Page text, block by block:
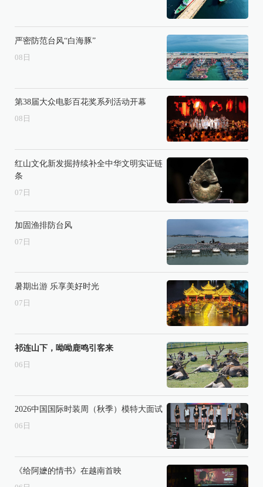
严密防范台风“白海豚”
08 日
第38届大众电影百花奖系列活动开幕
08 日
红山文化新发掘持续补全中华文明实证链
条
07 日
加固渔排防台风
07 日
暑期出游 乐享美好时光
07 日
祁连山下，呦呦鹿鸣引客来
06 日
2026中国国际时装周（秋季）模特大面试
06 日
《给阿嬷的情书》在越南首映